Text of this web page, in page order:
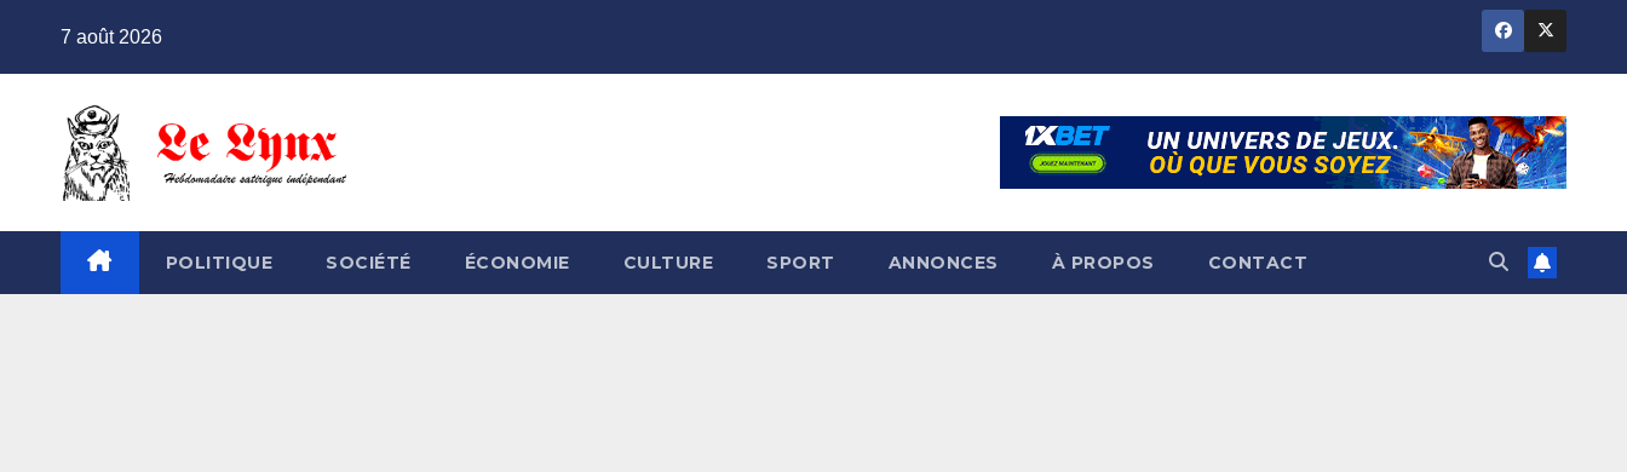
7 août 2026
POLITIQUE SOCIÉTÉ ÉCONOMIE CULTURE SPORT ANNONCES À PROPOS CONTACT